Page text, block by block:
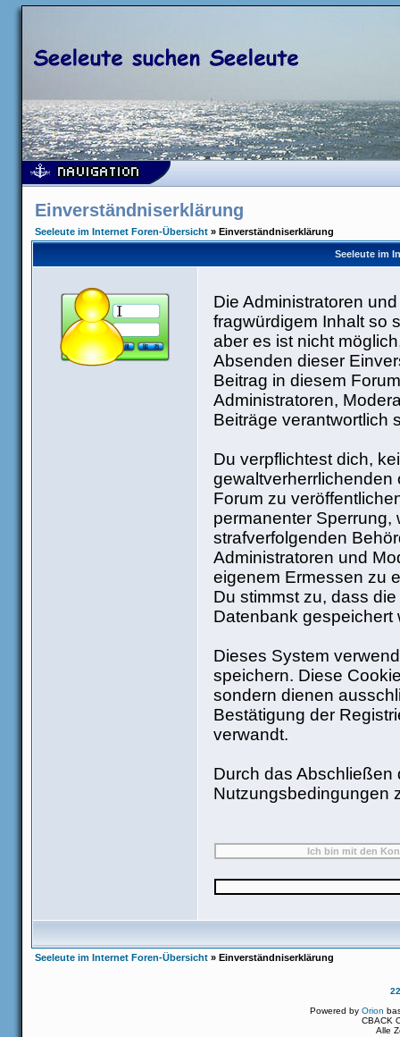
Einverständniserklärung
Seeleute im Internet Foren-Übersicht » Einverständniserklärung
Seeleute im
Die Administratoren
fragwürdigem Inhalt so
aber es ist nicht
Absenden dieser
Beitrag in diesem
Administratoren,
Beiträge verantwortlich
Du verpflichtest dich,
Forum zu
permanenter Sperrung,
strafverfolgenden
Administratoren und
eigenem Ermessen zu
Du stimmst zu, dass
Datenbank gespeichert
Dieses System
speichern. Diese
sondern dienen
Bestätigung der
verwandt.
Durch das Abschließen
Nutzungsbedingungen
Seeleute im Internet Foren-Übersicht » Einverständniserklärung
Powered byOrion
CBACK
Alle